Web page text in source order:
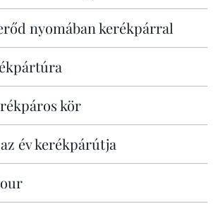
nyomában kerékpárral
kör
év kerékpárútja